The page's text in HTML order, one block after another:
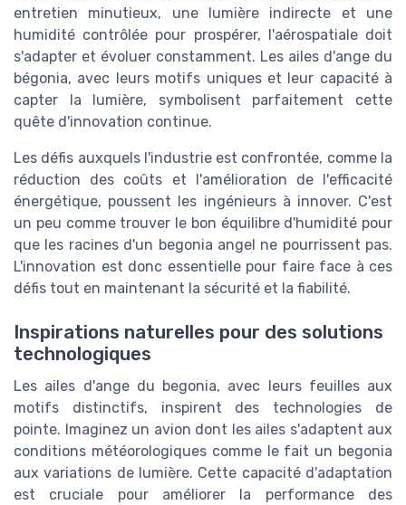
entretien minutieux, une lumière indirecte et une
humidité contrôlée pour prospérer, l'aérospatiale doit
s'adapter et évoluer constamment. Les ailes d'ange du
bégonia, avec leurs motifs uniques et leur capacité à
capter la lumière, symbolisent parfaitement cette
quête d'innovation continue.
Les défis auxquels l'industrie est confrontée, comme la
réduction des coûts et l'amélioration de l'efficacité
énergétique, poussent les ingénieurs à innover. C'est
un peu comme trouver le bon équilibre d'humidité pour
que les racines d'un begonia angel ne pourrissent pas.
L'innovation est donc essentielle pour faire face à ces
défis tout en maintenant la sécurité et la fiabilité.
Inspirations naturelles pour des solutions
technologiques
Les ailes d'ange du begonia, avec leurs feuilles aux
motifs distinctifs, inspirent des technologies de
pointe. Imaginez un avion dont les ailes s'adaptent aux
conditions météorologiques comme le fait un begonia
aux variations de lumière. Cette capacité d'adaptation
est cruciale pour améliorer la performance des